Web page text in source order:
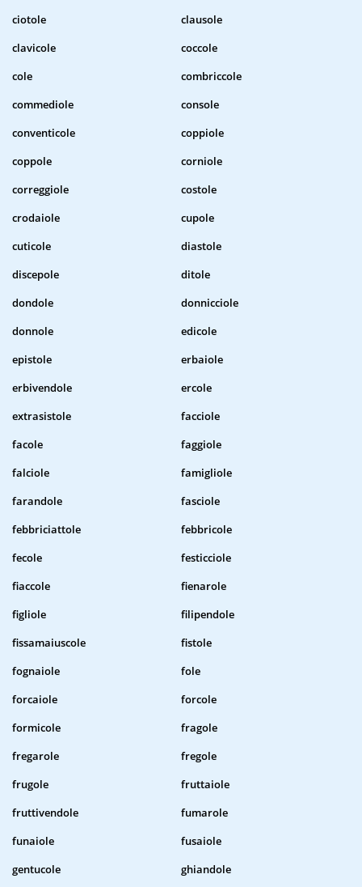
ciotole
clausole
clavicole
coccole
cole
combriccole
commediole
console
conventicole
coppiole
coppole
corniole
correggiole
costole
crodaiole
cupole
cuticole
diastole
discepole
ditole
dondole
donnicciole
donnole
edicole
epistole
erbaiole
erbivendole
ercole
extrasistole
facciole
facole
faggiole
falciole
famigliole
farandole
fasciole
febbriciattole
febbricole
fecole
festicciole
fiaccole
fienarole
figliole
filipendole
fissamaiuscole
fistole
fognaiole
fole
forcaiole
forcole
formicole
fragole
fregarole
fregole
frugole
fruttaiole
fruttivendole
fumarole
funaiole
fusaiole
gentucole
ghiandole